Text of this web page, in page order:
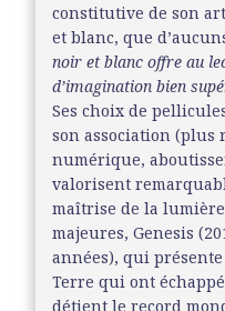
constitutive de son
et blanc, que
noir et blanc offre au
d’imagination bien
Ses choix de
son association (plus
numérique,
valorisent
maîtrise de la
majeures, Genesis
années), qui
Terre qui ont
détient le record